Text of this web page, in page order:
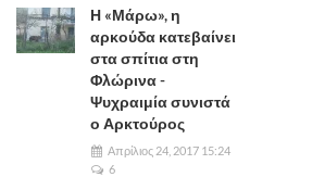
Η «Μάρω», η
αρκούδα κατεβαίνει
στα σπίτια στη
Φλώρινα -
Ψυχραιμία συνιστά
ο Αρκτούρος
Απρίλιος 24, 2017 15:24
6